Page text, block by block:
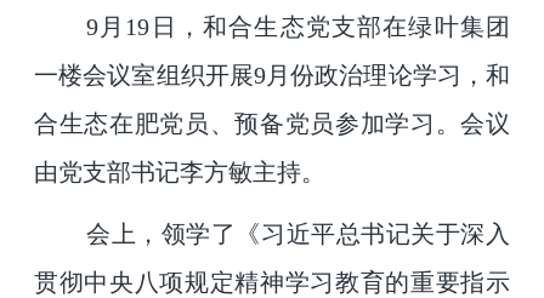
9月19日，和合生态党支部在绿叶集团
一楼会议室组织开展9月份政治理论学习，和
合生态在肥党员、预备党员参加学习。会议
由党支部书记李方敏主持。
会上，领学了《习近平总书记关于深入
贯彻中央八项规定精神学习教育的重要指示